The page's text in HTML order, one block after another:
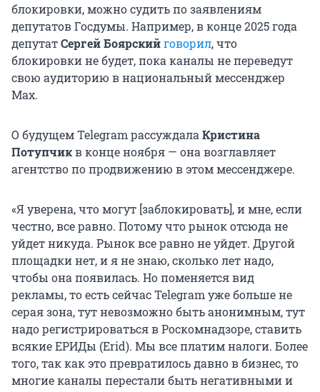
блокировки, можно судить по заявлениям
депутатов Госдумы. Например, в конце 2025 года
депутатСергей Боярскийговорил, что
блокировки не будет, пока каналы не переведут
свою аудиторию в национальный мессенджер
Max.
О будущем Telegram рассуждала Кристина
Потупчикв конце ноября — она возглавляет
агентство по продвижению в этом мессенджере.
«Я уверена, что могут [заблокировать], и мне, если
честно, все равно. Потому что рынок отсюда не
уйдет никуда. Рынок все равно не уйдет. Другой
площадки нет, и я не знаю, сколько лет надо,
чтобы она появилась. Но поменяется вид
рекламы, то есть сейчас Telegram уже больше не
серая зона, тут невозможно быть анонимным, тут
надо регистрироваться в Роскомнадзоре, ставить
всякие ЕРИДы (Erid). Мы все платим налоги. Более
того, так как это превратилось давно в бизнес, то
многие каналы перестали быть негативными и